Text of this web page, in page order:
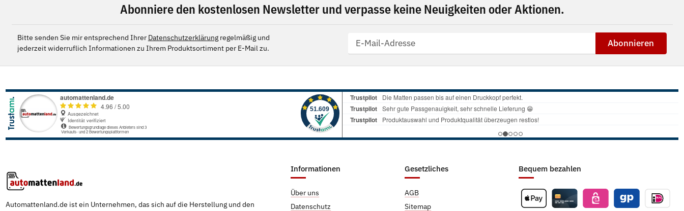
Abonniere den kostenlosen Newsletter und verpasse keine Neuigkeiten oder Aktionen.
Bitte senden Sie mir entsprechend Ihrer Datenschutzerklärungregelmäßig und
jederzeit widerruflich Informationen zu Ihrem Produktsortiment per E-Mail zu.
Abonnieren
Automattenland.de ist ein Unternehmen, das sich auf die Herstellung und den
Informationen
Über uns
Datenschutz
Gesetzliches
AGB
Sitemap
Bequem bezahlen